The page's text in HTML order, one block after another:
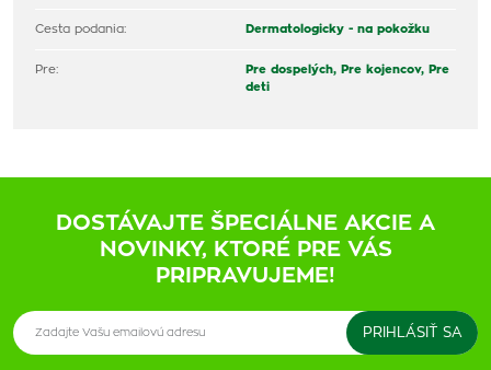
Cesta podania: Dermatologicky - na pokožku
Pre: Pre dospelých, Pre kojencov, Pre
deti
DOSTÁVAJTE ŠPECIÁLNE AKCIE A
NOVINKY, KTORÉ PRE VÁS
PRIPRAVUJEME!